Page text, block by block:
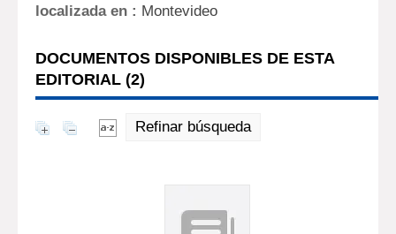
localizada en : Montevideo
DOCUMENTOS DISPONIBLES DE ESTA
EDITORIAL (2)
Refinar búsqueda